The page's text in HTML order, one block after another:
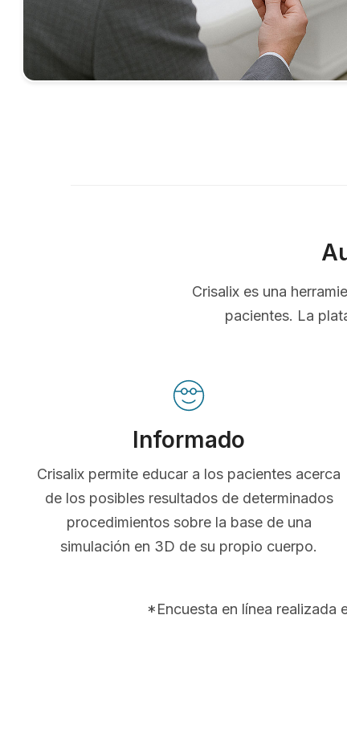
Crisalix es una
pacientes. La
Informado
Crisalix permite educar a los pacientes acerca
de los posibles resultados de determinados
procedimientos sobre la base de una
simulación en 3D de su propio cuerpo.
*Encuesta en línea realizada